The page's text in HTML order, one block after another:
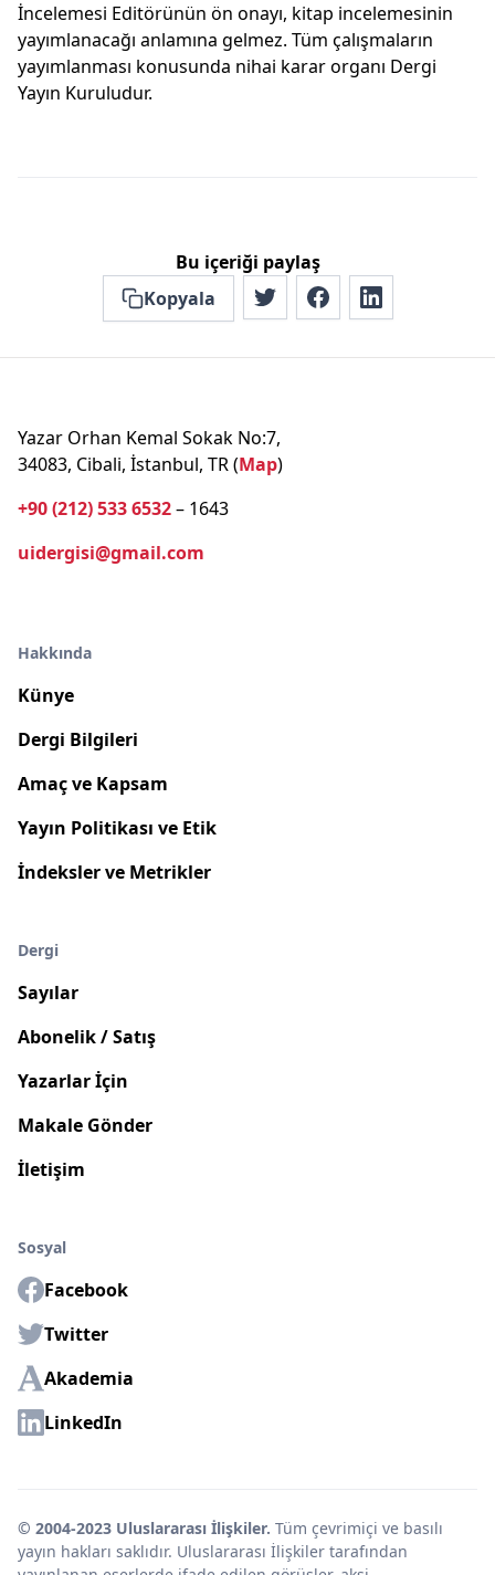
İncelemesi Editörünün ön onayı, kitap incelemesinin
yayımlanacağı anlamına gelmez. Tüm çalışmaların
yayımlanması konusunda nihai karar organı Dergi
Yayın Kuruludur.
Bu içeriği paylaş
Kopyala
Yazar Orhan Kemal Sokak No:7,
34083, Cibali, İstanbul, TR (Map)
+90 (212) 533 6532– 1643
uidergisi@gmail.com
Hakkında
Künye
Dergi Bilgileri
Amaç ve Kapsam
Yayın Politikası ve Etik
İndeksler ve Metrikler
Dergi
Sayılar
Abonelik / Satış
Yazarlar İçin
Makale Gönder
İletişim
Sosyal
Facebook
Twitter
Akademia
LinkedIn
© 2004-2023 Uluslararası İlişkiler. Tüm çevrimiçi ve basılı
yayın hakları saklıdır. Uluslararası İlişkiler tarafından